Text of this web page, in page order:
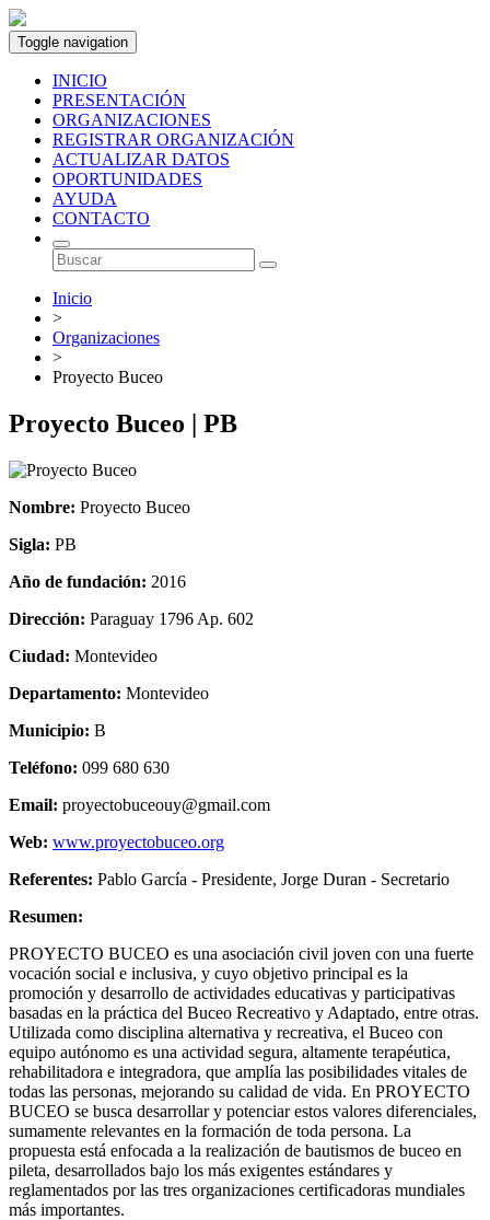
Toggle navigation
INICIO
PRESENTACIÓN
ORGANIZACIONES
REGISTRAR ORGANIZACIÓN
ACTUALIZAR DATOS
OPORTUNIDADES
AYUDA
CONTACTO
Inicio
>
Organizaciones
>
Proyecto Buceo
Proyecto Buceo | PB
Nombre: Proyecto Buceo
Sigla: PB
Año de fundación: 2016
Dirección: Paraguay 1796 Ap. 602
Ciudad: Montevideo
Departamento: Montevideo
Municipio: B
Teléfono: 099 680 630
Email: proyectobuceouy@gmail.com
Web: www.proyectobuceo.org
Referentes: Pablo García - Presidente, Jorge Duran - Secretario
Resumen:
PROYECTO BUCEO es una asociación civil joven con una fuerte
vocación social e inclusiva, y cuyo objetivo principal es la
promoción y desarrollo de actividades educativas y participativas
basadas en la práctica del Buceo Recreativo y Adaptado, entre otras.
Utilizada como disciplina alternativa y recreativa, el Buceo con
equipo autónomo es una actividad segura, altamente terapéutica,
rehabilitadora e integradora, que amplía las posibilidades vitales de
todas las personas, mejorando su calidad de vida. En PROYECTO
BUCEO se busca desarrollar y potenciar estos valores diferenciales,
sumamente relevantes en la formación de toda persona. La
propuesta está enfocada a la realización de bautismos de buceo en
pileta, desarrollados bajo los más exigentes estándares y
reglamentados por las tres organizaciones certificadoras mundiales
más importantes.